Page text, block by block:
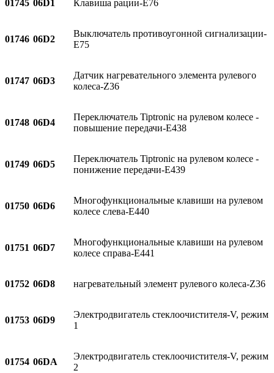
01745 06D1 Клавиша рации-E76
01746 06D2
Выключатель противоугонной сигнализации-
E75
01747 06D3
Датчик нагревательного элемента рулевого
колеса-Z36
01748 06D4
Переключатель Tiptronic на рулевом колесе -
повышение передачи-E438
01749 06D5
Переключатель Tiptronic на рулевом колесе -
понижение передачи-E439
01750 06D6
Многофункциональные клавиши на рулевом
колесе слева-E440
01751 06D7
Многофункциональные клавиши на рулевом
колесе справа-E441
01752 06D8 нагревательный элемент рулевого колеса-Z36
01753 06D9
Электродвигатель стеклоочистителя-V, режим
1
01754 06DA
Электродвигатель стеклоочистителя-V, режим
2